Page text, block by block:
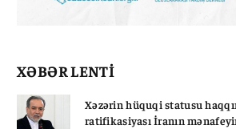
XƏBƏR LENTİ
Xəzərin hüquqi statusu
ratifikasiyası İranın